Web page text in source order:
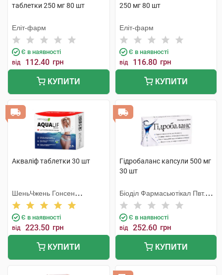
таблетки 250 мг 80 шт
Еліт-фарм
Є в наявності
від 112.40 грн
КУПИТИ
250 мг 80 шт
Еліт-фарм
Є в наявності
від 116.80 грн
КУПИТИ
Акваліф таблетки 30 шт
ШеньЧжень Гонсен
Байоледжі Індастрі Ко. Лтд
Є в наявності
від 223.50 грн
КУПИТИ
Гідробаланс капсули 500 мг
30 шт
Біоділ Фармасьютікал Пвт.
Лтд.
Є в наявності
від 252.60 грн
КУПИТИ